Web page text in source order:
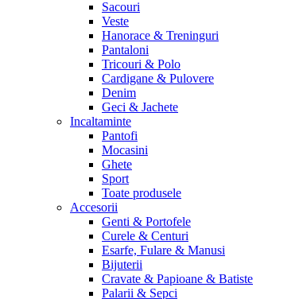
Sacouri
Veste
Hanorace & Treninguri
Pantaloni
Tricouri & Polo
Cardigane & Pulovere
Denim
Geci & Jachete
Incaltaminte
Pantofi
Mocasini
Ghete
Sport
Toate produsele
Accesorii
Genti & Portofele
Curele & Centuri
Esarfe, Fulare & Manusi
Bijuterii
Cravate & Papioane & Batiste
Palarii & Sepci